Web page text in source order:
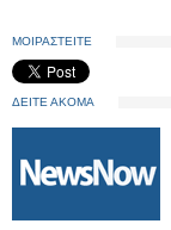
ΜΟΙΡΑΣΤΕΙΤΕ
ΔΕΙΤΕ ΑΚΟΜΑ